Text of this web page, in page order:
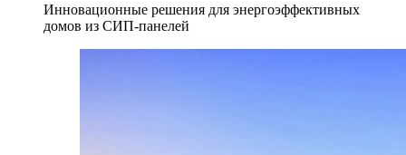
Инновационные решения для энергоэффективных
домов из СИП-панелей